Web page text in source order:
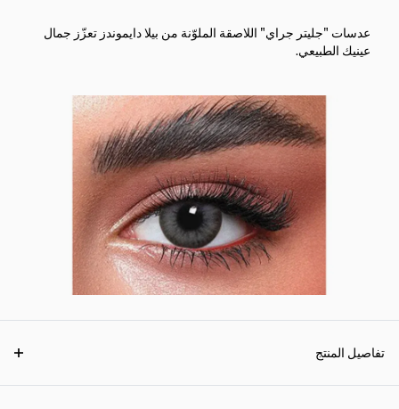
عدسات "جليتر جراي" اللاصقة الملوّنة من بيلا دايموندز تعزّز جمال
عينيك الطبيعي.
تفاصيل المنتج